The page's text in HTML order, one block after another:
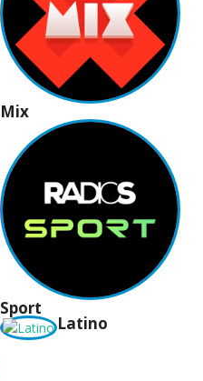
Mix
Sport
Latino